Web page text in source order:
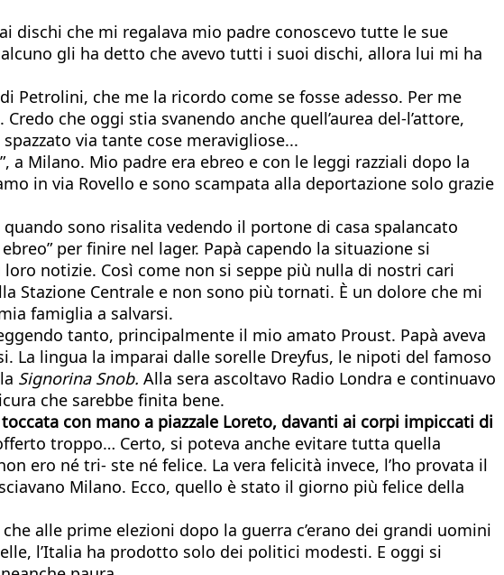
dischi che mi regalava mio padre conoscevo tutte le sue
gli ha detto che avevo tutti i suoi dischi, allora lui mi ha
Petrolini, che me la ricordo come se fosse adesso. Per me
che oggi stia svanendo anche quell’aurea del-l’attore,
via tante cose meravigliose...
a Milano. Mio padre era ebreo e con le leggi razziali dopo la
in via Rovello e sono scampata alla deportazione solo grazie
sono risalita vedendo il portone di casa spalancato
per finire nel lager. Papà capendo la situazione si
notizie. Così come non si seppe più nulla di nostri cari
Stazione Centrale e non sono più tornati. È un dolore che mi
famiglia a salvarsi.
tanto, principalmente il mio amato Proust. Papà aveva
La lingua la imparai dalle sorelle Dreyfus, le nipoti del famoso
Signorina Snob. Alla sera ascoltavo Radio Londra e continuavo
che sarebbe finita bene.
con mano a piazzale Loreto, davanti ai corpi impiccati di
troppo… Certo, si poteva anche evitare tutta quella
ero né tri- ste né felice. La vera felicità invece, l’ho provata il
Milano. Ecco, quello è stato il giorno più felice della
alle prime elezioni dopo la guerra c’erano dei grandi uomini
l’Italia ha prodotto solo dei politici modesti. E oggi si